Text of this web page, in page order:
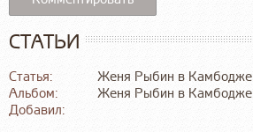
СТАТЬИ
Статья:
Женя Рыбин в Камбодже
Альбом:
Женя Рыбин в Камбодже
Добавил: